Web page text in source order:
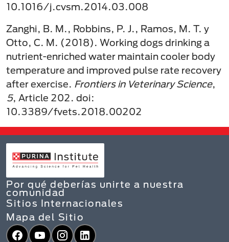
10.1016/j.cvsm.2014.03.008
Zanghi, B. M., Robbins, P. J., Ramos, M. T. y
Otto, C. M. (2018). Working dogs drinking a
nutrient-enriched water maintain cooler body
temperature and improved pulse rate recovery
after exercise. Frontiers in Veterinary Science,
5, Article 202. doi:
10.3389/fvets.2018.00202
Por qué deberías unirte a nuestra
comunidad
Sitios Internacionales
Mapa del Sitio
Facebook
YouTubeInstagram
LinkedIn